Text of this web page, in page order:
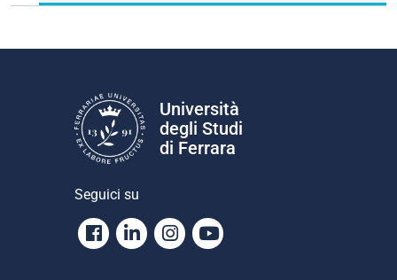
Università
degli Studi
di Ferrara
Seguici su
Facebook
LinkedinInstagram
Youtube